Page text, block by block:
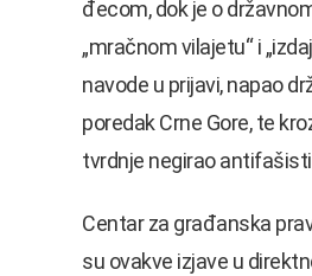
đecom, dok je o
„mračnom vilajetu“ i
navode u prijavi, napao
poredak Crne Gore, te
tvrdnje negirao
Centar za građanska
su ovakve izjave u